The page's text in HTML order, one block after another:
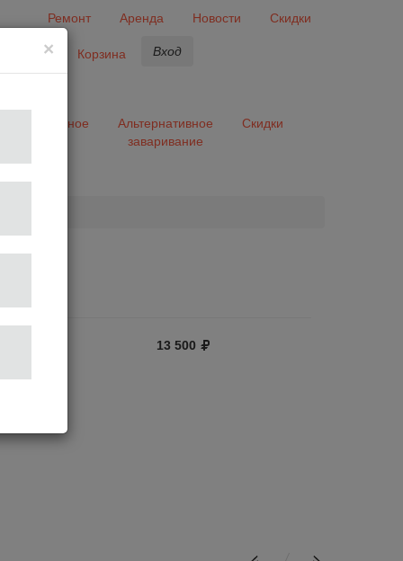
Ремонт Аренда Новости
Скидки
Корзина Вход
Разное
Альтернативное
заваривание
Скидки
13 500
×